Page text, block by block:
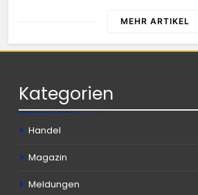
gleich mehrere
MEHR ARTIKEL
Kategorien
Handel
Magazin
Meldungen